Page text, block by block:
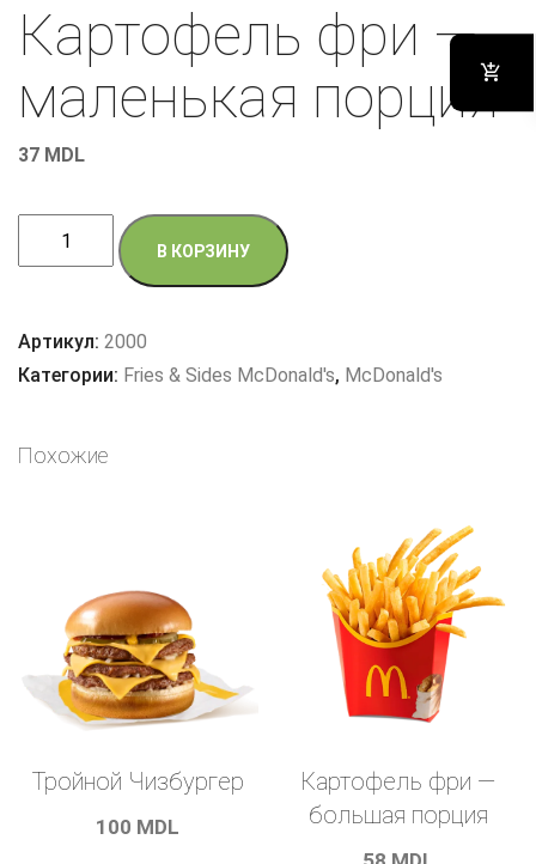
Картофель фри —
маленькая порция
37 MDL
Количество
товара
фри
-
В КОРЗИНУ
Артикул: 2000
Категории: Fries & Sides McDonald's, McDonald's
Похожие
Тройной Чизбургер
100 MDL
Картофель фри —
большая порция